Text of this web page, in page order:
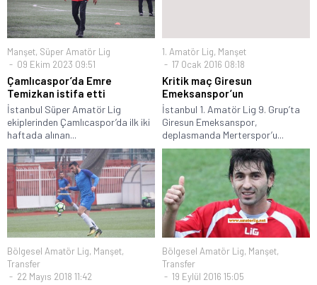
Manşet, Süper Amatör Lig
09 Ekim 2023 09:51
Çamlıcaspor’da Emre
Temizkan istifa etti
İstanbul Süper Amatör Lig
ekiplerinden Çamlıcaspor’da ilk iki
haftada alınan...
1. Amatör Lig, Manşet
17 Ocak 2016 08:18
Kritik maç Giresun
Emeksanspor’un
İstanbul 1. Amatör Lig 9. Grup’ta
Giresun Emeksanspor,
deplasmanda Merterspor’u...
Bölgesel Amatör Lig, Manşet,
Transfer
22 Mayıs 2018 11:42
Bölgesel Amatör Lig, Manşet,
Transfer
19 Eylül 2016 15:05